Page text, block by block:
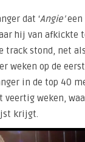
dat ‘Angie’een
hij van afkickte
track stond, net
weken op de
in de top 40
weken,
krijgt.